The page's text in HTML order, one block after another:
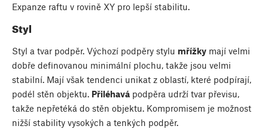
Expanze raftu v rovině XY pro lepší stabilitu.
Styl
Styl a tvar podpěr. Výchozí podpěry stylu mřížky mají velmi
dobře definovanou minimální plochu, takže jsou velmi
stabilní. Mají však tendenci unikat z oblastí, které podpírají,
podél stěn objektu. Přiléhavá podpěra udrží tvar převisu,
takže nepřetéká do stěn objektu. Kompromisem je možnost
nižší stability vysokých a tenkých podpěr.